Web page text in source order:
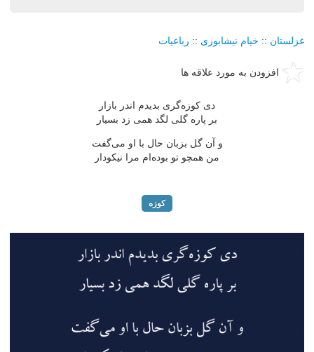
غزلستان :: خیام نیشابوری :: رباعیات
افزودن به مورد علاقه ها
دی کوزه‌گری بدیدم اندر بازار
بر پاره گلی لگد همی زد بسیار
و آن گل بزبان حال با او می‌گفت
من همچو تو بوده‌ام مرا نیکودار
کوزه